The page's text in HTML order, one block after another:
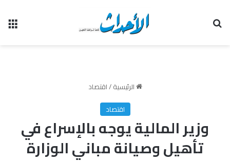
الرئيسية/اقتصاد
اقتصاد
وزير المالية يوجه بالإسراع في
تأهيل وصيانة مباني الوزارة